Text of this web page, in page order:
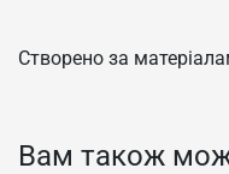
Створено за
Вам також